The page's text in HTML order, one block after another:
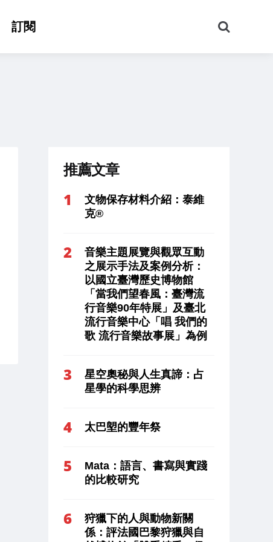
訂閱
尋
推薦文章
文物保存材料介紹：泰維
克®
音樂主題展覽與觀眾互動
之展示手法及案例分析：
以國立臺灣歷史博物館
「當我們望春風：臺灣流
行音樂90年特展」及臺北
流行音樂中心「唱 我們的
歌 流行音樂故事展」為例
星空奧秘與人生真諦：占
星學的科學思辨
太巴塱的豐年祭
Mata：語言、書寫與實踐
的比較研究
狩獵下的人與動物新關
係：評法國巴黎狩獵與自